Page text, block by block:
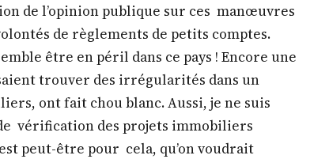
de l’opinion publique sur ces manœuvres
de règlements de petits comptes.
être en péril dans ce pays ! Encore une
trouver des irrégularités dans un
ont fait chou blanc. Aussi, je ne suis
vérification des projets immobiliers
peut-être pour cela, qu’on voudrait